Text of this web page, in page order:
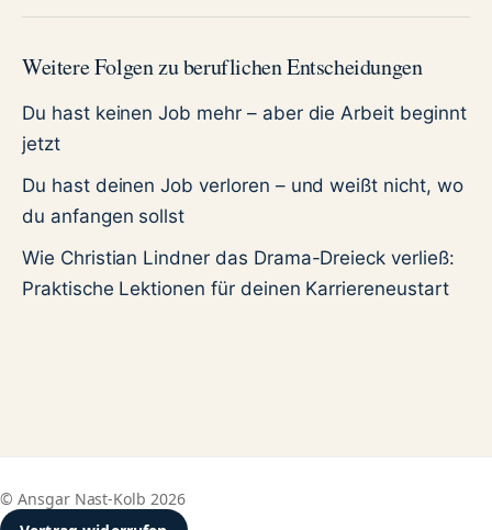
Weitere Folgen zu beruflichen Entscheidungen
Du hast keinen Job mehr – aber die Arbeit beginnt
jetzt
Du hast deinen Job verloren – und weißt nicht, wo
du anfangen sollst
Wie Christian Lindner das Drama-Dreieck verließ:
Praktische Lektionen für deinen Karriereneustart
© Ansgar Nast-Kolb 2026